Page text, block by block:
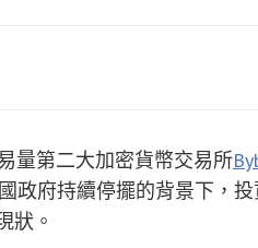
量第二大加密貨幣交易所
政府持續停擺的背景下，
狀。